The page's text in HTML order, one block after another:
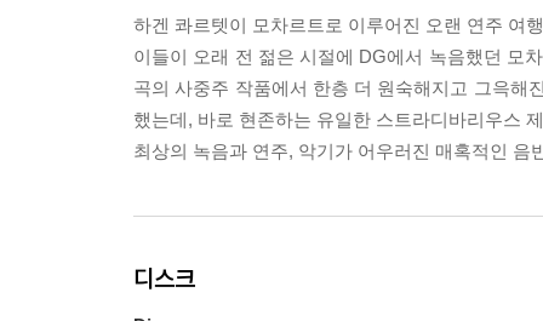
하겐 콰르텟이 모차르트로 이루어진 오랜 연주 여
이들이 오래 전 젊은 시절에 DG에서 녹음했던 모
곡의 사중주 작품에서 한층 더 원숙해지고 그윽해
했는데, 바로 현존하는 유일한 스트라디바리우스
최상의 녹음과 연주, 악기가 어우러진 매혹적인 음
디스크